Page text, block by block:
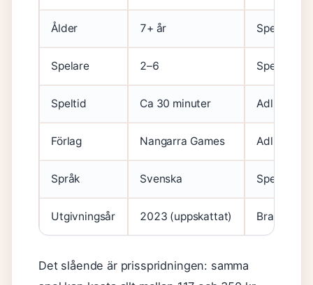
Ålder 7+ år
Spelare 2–6
Speltid Ca 30 minuter Adlibris
Förlag Nangarra Games Adlibris
Språk Svenska
Utgivningsår 2023 (uppskattat)
Det slående är prisspridningen: samma